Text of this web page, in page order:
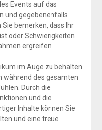
Events auf das
und gegebenenfalls
bemerken, dass Ihr
oder Schwierigkeiten
ergreifen.
im Auge zu behalten
während des gesamten
Durch die
und die
Inhalte können Sie
und eine treue